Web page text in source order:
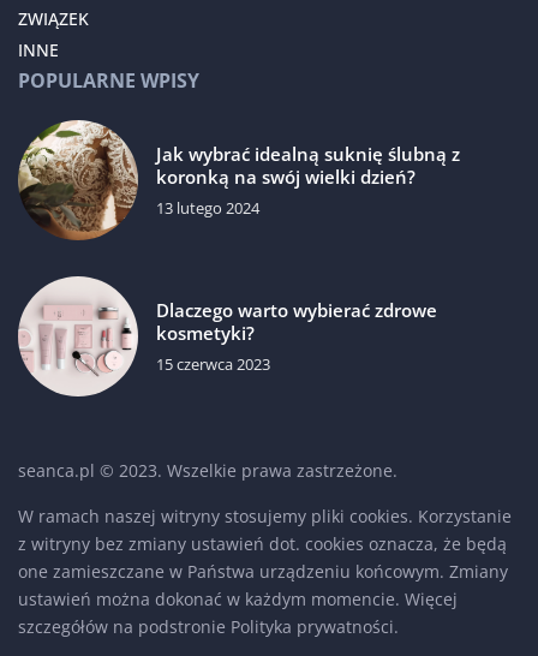
ZWIĄZEK
INNE
POPULARNE WPISY
Jak wybrać idealną suknię ślubną z
koronką na swój wielki dzień?
13 lutego 2024
Dlaczego warto wybierać zdrowe
kosmetyki?
15 czerwca 2023
seanca.pl © 2023. Wszelkie prawa zastrzeżone.
W ramach naszej witryny stosujemy pliki cookies. Korzystanie
z witryny bez zmiany ustawień dot. cookies oznacza, że będą
one zamieszczane w Państwa urządzeniu końcowym. Zmiany
ustawień można dokonać w każdym momencie. Więcej
szczegółów na podstronie Polityka prywatności.